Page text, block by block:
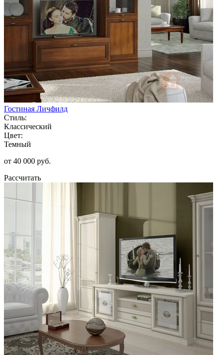
Гостиная Личфилд
Стиль:
Классический
Цвет:
Темный
от 40 000 руб.
Рассчитать